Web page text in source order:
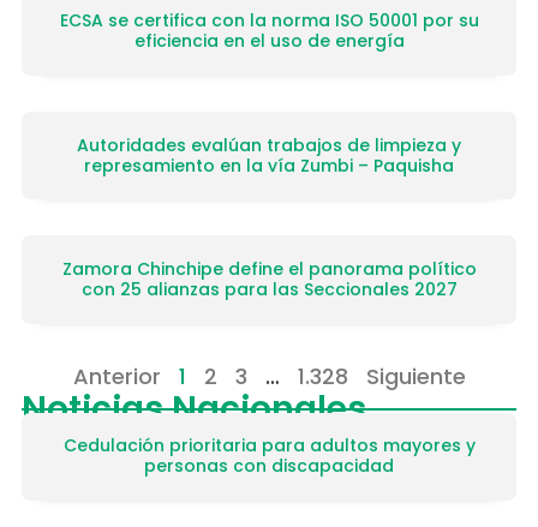
ECSA se certifica con la norma ISO 50001 por su
eficiencia en el uso de energía
Autoridades evalúan trabajos de limpieza y
represamiento en la vía Zumbi – Paquisha
Zamora Chinchipe define el panorama político
con 25 alianzas para las Seccionales 2027
Anterior 1 2 3 … 1.328 Siguiente
Noticias Nacionales
Cedulación prioritaria para adultos mayores y
personas con discapacidad